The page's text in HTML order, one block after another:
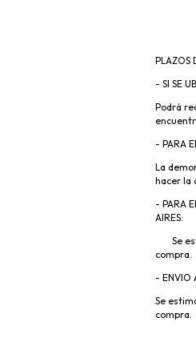
PLAZOS
- SI SE
Podrá
- PARA
La
hacer la
- PARA
AIRES:
Se
compra.
- ENVIO
Se
compra.